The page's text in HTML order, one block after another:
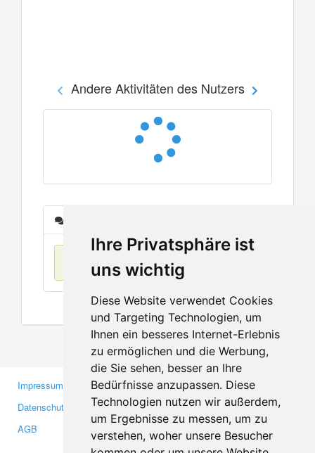
Ihre Privatsphäre ist
uns wichtig
Diese Website verwendet Cookies
und Targeting Technologien, um
Ihnen ein besseres Internet-Erlebnis
zu ermöglichen und die Werbung,
die Sie sehen, besser an Ihre
Bedürfnisse anzupassen. Diese
Technologien nutzen wir außerdem,
um Ergebnisse zu messen, um zu
verstehen, woher unsere Besucher
Andere Aktivitäten des Nutzers
Keine Einträge
Impressum
Datenschutzerklärung
AGB
Gewerbetreibende
Investoren